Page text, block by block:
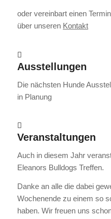
oder vereinbart einen Termin
über unseren Kontakt
Ausstellungen
Die nächsten Hunde
in Planung
Veranstaltungen
Auch in diesem Jahr
Eleanors Bulldogs Treffen.
Danke an alle die dabei
Wochenende zu einem so
haben. Wir freuen uns